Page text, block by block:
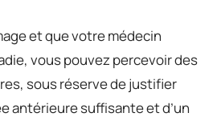
et que votre médecin
vous pouvez percevoir des
sous réserve de justifier
antérieure suffisante et d’un